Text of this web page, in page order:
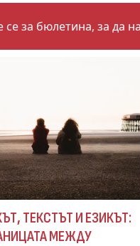
за бюлетина, за да
ЕЗИКЪТ:
МЕЖДУ